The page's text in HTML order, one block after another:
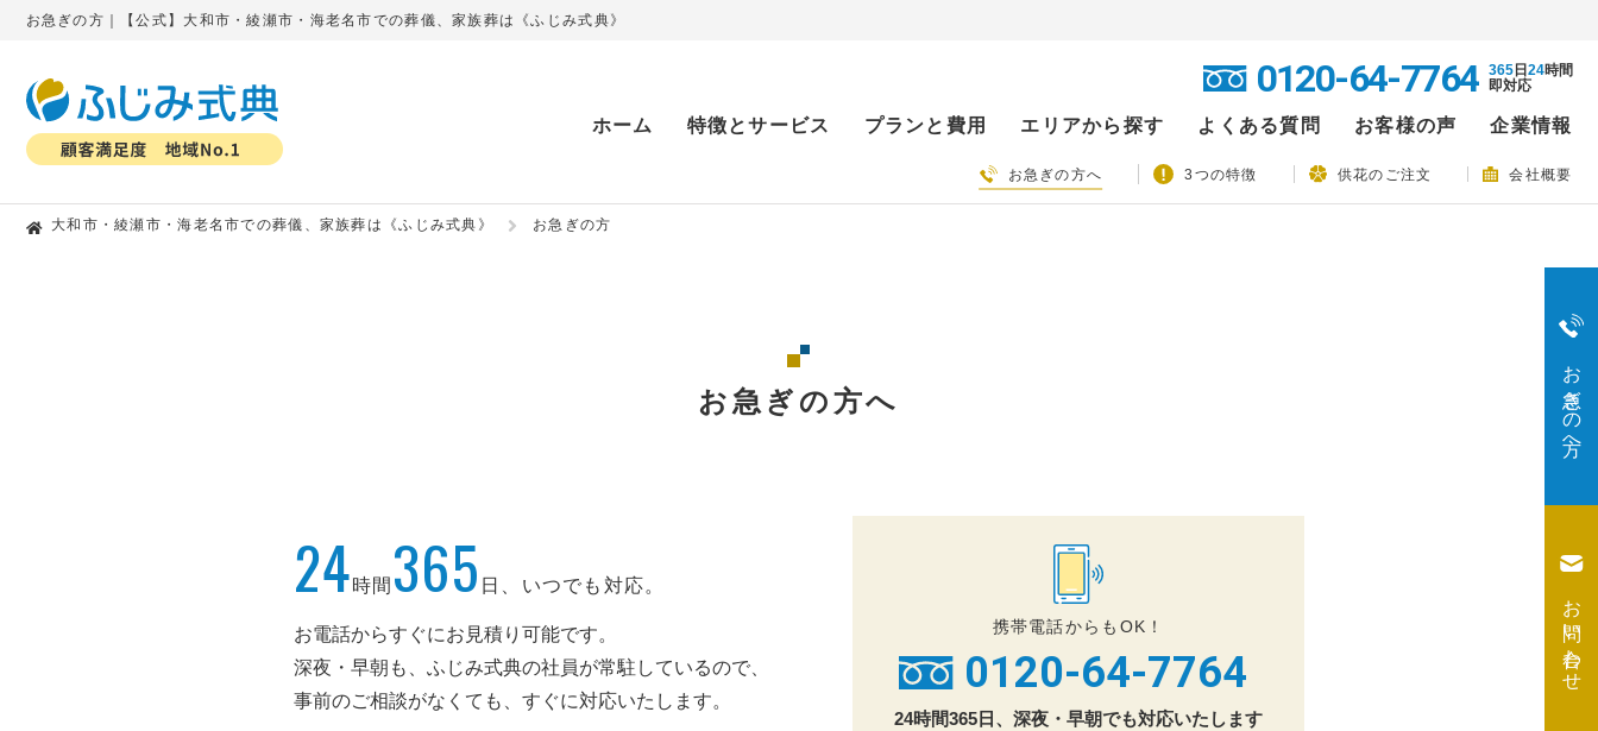
お急ぎの方｜【公式】大和市・綾瀬市・海老名市での葬儀、家族葬は《ふじみ式典》
0120-64-7764 365日 24時間
即対応
ホーム 特徴とサービス プランと費用 エリアから探す よくある質問 お客様の声 企業情報
お急ぎの方へ 3つの特徴 供花のご注文 会社概要
お急ぎの方へ
お問い合わせ
大和市・綾瀬市・海老名市での葬儀、家族葬は《ふじみ式典》 お急ぎの方
お急ぎの方へ
携帯電話からもOK！
0120-64-7764
24時間365日、深夜・早朝でも対応いたします
24時間 365 日、いつでも対応。
お電話からすぐにお見積り可能です。
深夜・早朝も、ふじみ式典の社員が常駐しているので、
事前のご相談がなくても、すぐに対応いたします。